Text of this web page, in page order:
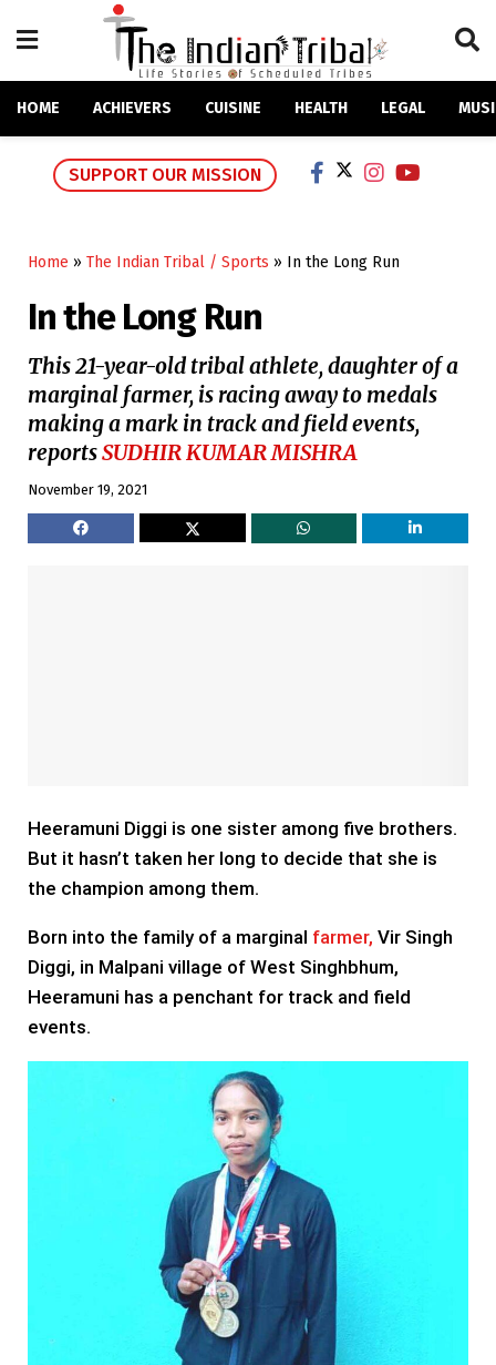
HOME ACHIEVERS CUISINE HEALTH LEGAL
SUPPORT OUR MISSION
Home » The Indian Tribal / Sports » In the Long Run
In the Long Run
This 21-year-old tribal athlete, daughter of a
marginal farmer, is racing away to medals
making a mark in track and field events,
reportsSUDHIR KUMAR MISHRA
November 19, 2021
Heeramuni Diggi is one sister among five brothers.
But it hasn’t taken her long to decide that she is
the champion among them.
Born into the family of a marginal farmer, Vir Singh
Diggi, in Malpani village of West Singhbhum,
Heeramuni has a penchant for track and field
events.